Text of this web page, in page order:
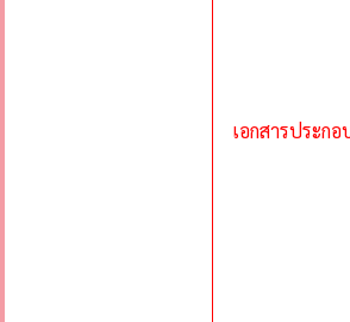
เอกสารประกอ